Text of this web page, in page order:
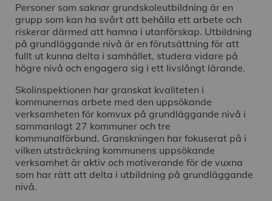
Personer som saknar grundskoleutbildning är en
grupp som kan ha svårt att behålla ett arbete och
riskerar därmed att hamna i utanförskap. Utbildning
på grundläggande nivå är en förutsättning för att
fullt ut kunna delta i samhället, studera vidare på
högre nivå och engagera sig i ett livslångt lärande.
Skolinspektionen har granskat kvaliteten i
kommunernas arbete med den uppsökande
verksamheten för komvux på grundläggande nivå i
sammanlagt 27 kommuner och tre
kommunalförbund. Granskningen har fokuserat på i
vilken utsträckning kommunens uppsökande
verksamhet är aktiv och motiverande för de vuxna
som har rätt att delta i utbildning på grundläggande
nivå.